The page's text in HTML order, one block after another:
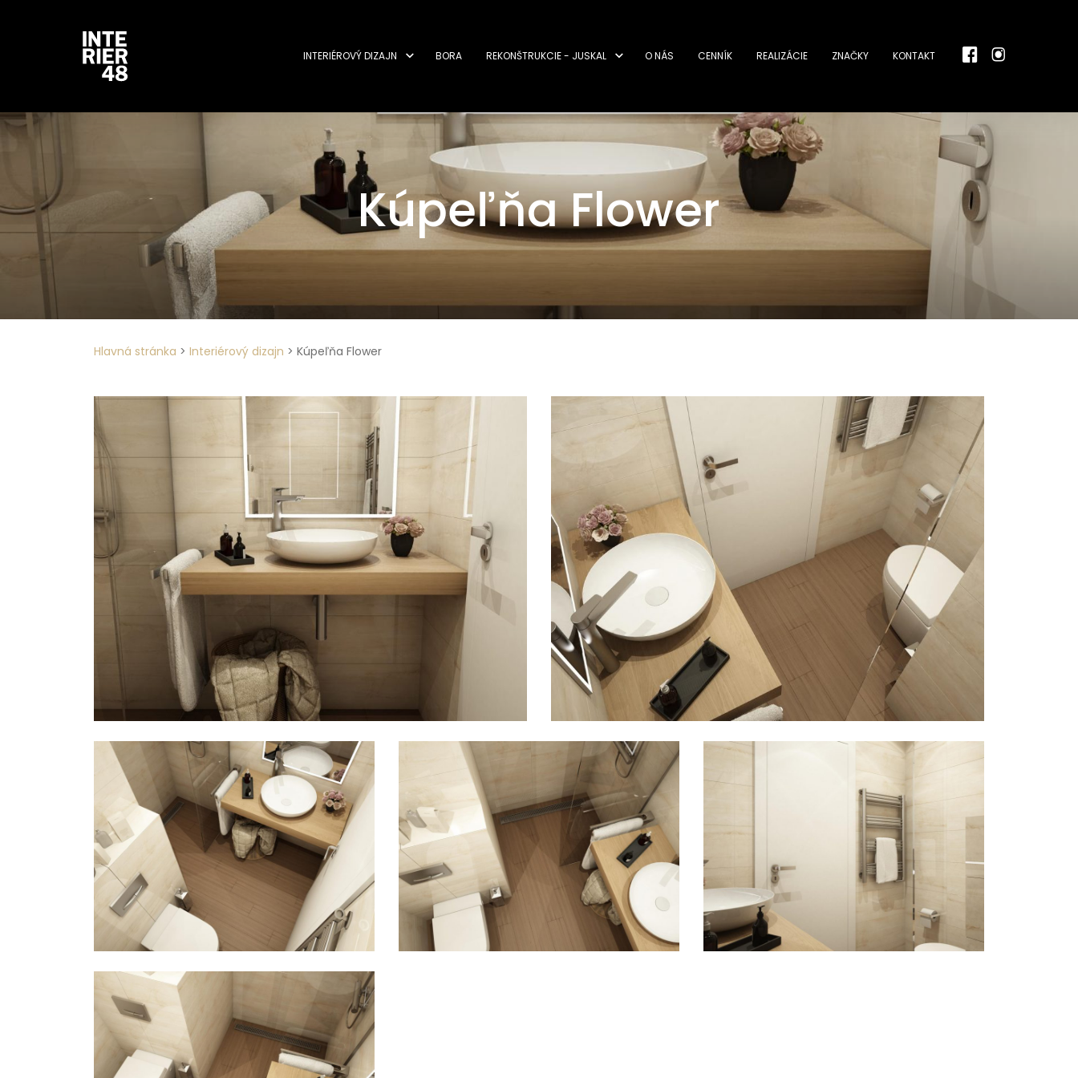
INTERIÉROVÝ DIZAJN BORA REKONŠTRUKCIE - JUSKAL O NÁS CENNÍK REALIZÁCIE ZNAČKY KONTAKT
Kúpeľňa Flower
Hlavná stránka > Interiérový dizajn > Kúpeľňa Flower